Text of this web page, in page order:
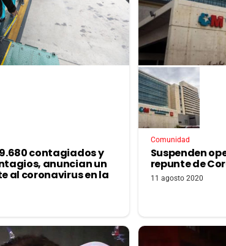
contagiados y
anuncian un
al coronavirus en la
Comunidad
Suspenden
repunte de
11 agosto 2020